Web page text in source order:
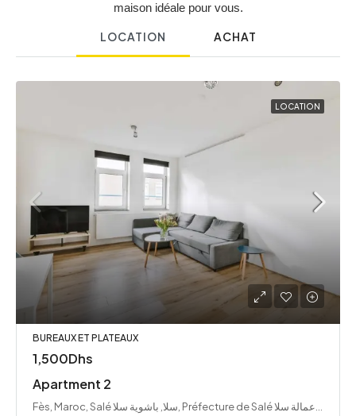
maison idéale pour vous.
LOCATION ACHAT
LOCATION
BUREAUX ET PLATEAUX
1,500Dhs
Apartment 2
Fès, Maroc, Salé سلا, باشوية سلا, Préfecture de Salé عمالة سلا, Rabat-Salé-Kénitra ⵔⴱⴰⵟ-ⵙⵍⴰ-ⵇⵏⵉⵟⵔⴰ الرباط-سلا-القنيطرة, Maroc ⵍⵎⵖⵔⵉⴱ المغرب